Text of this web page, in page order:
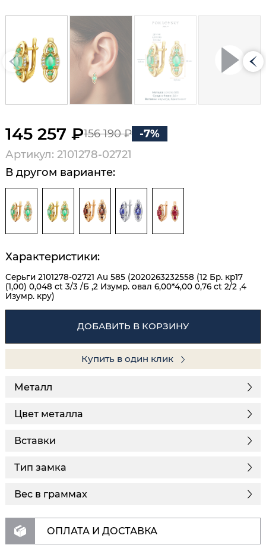
145 257 ₽156 190 ₽
-7%
Артикул: 2101278-02721
В другом варианте:
Характеристики:
Серьги 2101278-02721 Au 585 (2020263232558 (12 Бр. кр17
(1,00) 0,048 ct 3/3 /Б ,2 Изумр. овал 6,00*4,00 0,76 ct 2/2 ,4
Изумр. кру)
ДОБАВИТЬ В КОРЗИНУ
Купить в один клик
Металл
Цвет металла
Вставки
Тип замка
Вес в граммах
ОПЛАТА И ДОСТАВКА